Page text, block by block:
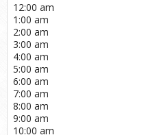
12:00 am
1:00 am
2:00 am
3:00 am
4:00 am
5:00 am
6:00 am
7:00 am
8:00 am
9:00 am
10:00 am